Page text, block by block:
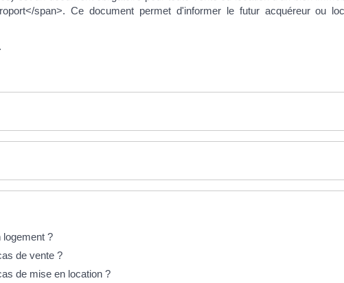
span>. Ce document permet d'informer le futur acquéreur ou
logement ?
de vente ?
de mise en location ?